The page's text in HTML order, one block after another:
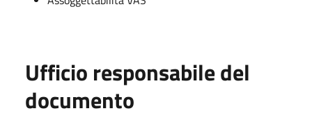
Ufficio responsabile del
documento